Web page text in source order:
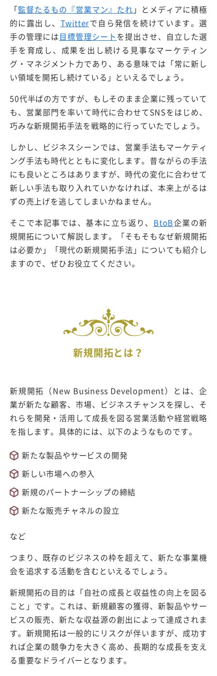
「監督たるもの『営業マン』たれ 」とメディアに積極
的に露出し、 Twitterで自ら発信を続けています。選
手の管理には目標管理シートを提出させ、自立した選
手を育成し、成果を出し続ける見事なマーケティン
グ・マネジメント力であり、ある意味では「常に新し
い領域を開拓し続けている」といえるでしょう。
50代半ばの方ですが、もしそのまま企業に残っていて
も、営業部門を率いて時代に合わせてSNSをはじめ、
巧みな新規開拓手法を戦略的に行っていたでしょう。
しかし、ビジネスシーンでは、営業手法もマーケティ
ング手法も時代とともに変化します。昔ながらの手法
にも良いところはありますが、時代の変化に合わせて
新しい手法も取り入れていかなければ、本来上がるは
ずの売上げを逃してしまいかねません。
そこで本記事では、基本に立ち返り、 BtoB企業の新
規開拓について解説します。「そもそもなぜ新規開拓
は必要か」「現代の新規開拓手法」についても紹介し
ますので、ぜひお役立てください。
新規開拓とは？
新規開拓（New Business Development）とは、企
業が新たな顧客、市場、ビジネスチャンスを探し、そ
れらを開発・活用して成長を図る営業活動や経営戦略
を指します。具体的には、以下のようなものです。
新たな製品やサービスの開発
新しい市場への参入
新規のパートナーシップの締結
新たな販売チャネルの設立
など
つまり、既存のビジネスの枠を超えて、新たな事業機
会を追求する活動を含むといえるでしょう。
新規開拓の目的は「自社の成長と収益性の向上を図る
こと」です。これは、新規顧客の獲得、新製品やサー
ビスの販売、新たな収益源の創出によって達成されま
す。新規開拓は一般的にリスクが伴いますが、成功す
れば企業の競争力を大きく高め、長期的な成長を支え
る重要なドライバーとなります。